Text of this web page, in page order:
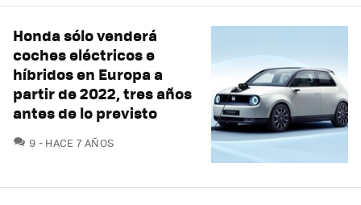
Honda sólo venderá
coches eléctricos e
híbridos en Europa a
partir de 2022, tres años
antes de lo previsto
9 COMENTARIOS
HACE 7 AÑOS